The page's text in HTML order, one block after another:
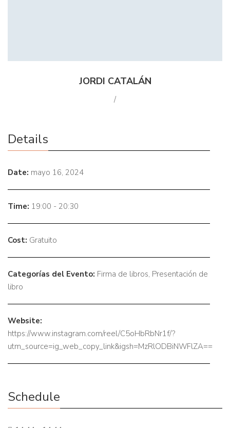
JORDI CATALÁN
/
Details
Date: mayo 16, 2024
Time: 19:00 - 20:30
Cost: Gratuito
Categorías del Evento: Firma de libros, Presentación de
libro
Website:
https://www.instagram.com/reel/C5oHbRbNr1f/?
utm_source=ig_web_copy_link&igsh=MzRlODBiNWFlZA==
Schedule